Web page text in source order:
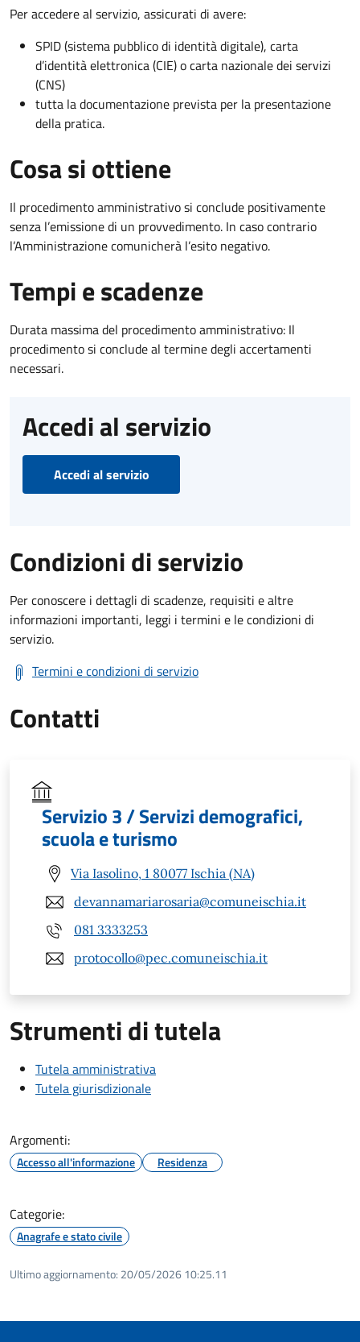
Per accedere al servizio, assicurati di avere:
SPID (sistema pubblico di identità digitale), carta
d’identità elettronica (CIE) o carta nazionale dei servizi
(CNS)
tutta la documentazione prevista per la presentazione
della pratica.
Cosa si ottiene
Il procedimento amministrativo si conclude positivamente
senza l’emissione di un provvedimento. In caso contrario
l’Amministrazione comunicherà l’esito negativo.
Tempi e scadenze
Durata massima del procedimento amministrativo: Il
procedimento si conclude al termine degli accertamenti
necessari.
Accedi al servizio
Accedi al servizio
Condizioni di servizio
Per conoscere i dettagli di scadenze, requisiti e altre
informazioni importanti, leggi i termini e le condizioni di
servizio.
Termini e condizioni di servizio
Contatti
Servizio 3 / Servizi demografici,
scuola e turismo
Via Iasolino, 1 80077 Ischia (NA)
devannamariarosaria@comuneischia.it
081 3333253
protocollo@pec.comuneischia.it
Strumenti di tutela
Tutela amministrativa
Tutela giurisdizionale
Argomenti:
Accesso all'informazione Residenza
Categorie:
Anagrafe e stato civile
Ultimo aggiornamento: 20/05/2026 10:25.11